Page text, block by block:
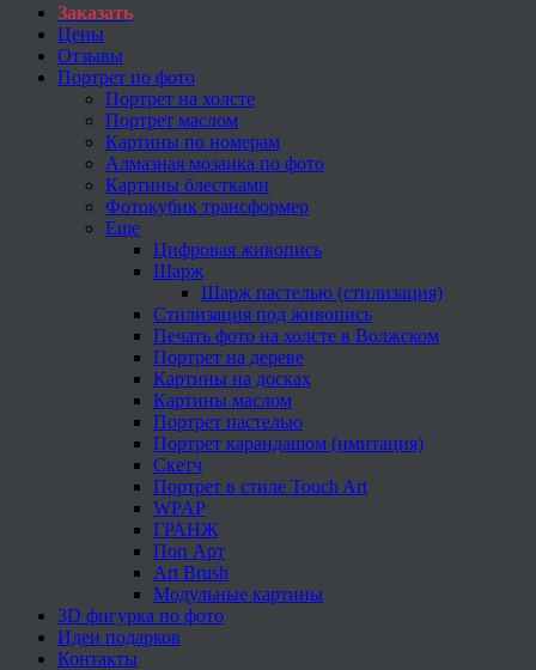
Заказать
Цены
Отзывы
Портрет по фото
Портрет на холсте
Портрет маслом
Картины по номерам
Алмазная мозаика по фото
Картины блестками
Фотокубик трансформер
Еще
Цифровая живопись
Шарж
Шарж пастелью (стилизация)
Стилизация под живопись
Печать фото на холсте в Волжском
Портрет на дереве
Картины на досках
Картины маслом
Портрет пастелью
Портрет карандашом (имитация)
Скетч
Портрет в стиле Touch Art
WPAP
ГРАНЖ
Поп Арт
Art Brush
Модульные картины
3D фигурка по фото
Идеи подарков
Контакты